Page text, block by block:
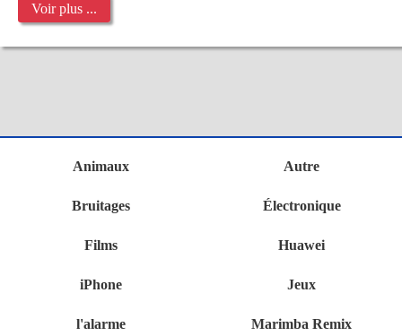
Voir plus ...
Animaux Autre
Bruitages Électronique
Films Huawei
iPhone Jeux
l'alarme Marimba Remix